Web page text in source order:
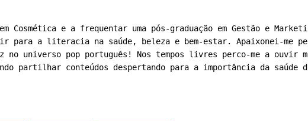
Cosmética e a frequentar uma pós-graduação em Gestão e
para a literacia na saúde, beleza e bem-estar. Apaixonei-me
no universo pop português! Nos tempos livres perco-me a
partilhar conteúdos despertando para a importância da saúde